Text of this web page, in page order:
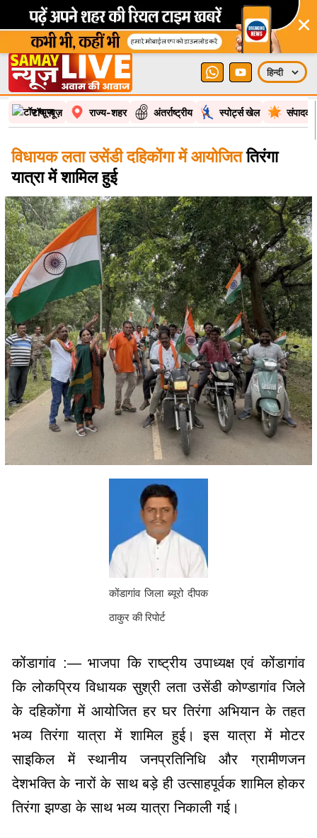
×
टॉप न्यूज़ राज्य-शहर अंतर्राष्ट्रीय स्पोर्ट्स खेल
विधायक लता उसेंडी दहिकोंगा में आयोजिततिरंगा
यात्रा में शामिल हुई
कोंडागांव जिला ब्यूरो दीपक
ठाकुर की रिपोर्ट
कोंडागांव :— भाजपा कि राष्ट्रीय उपाध्यक्ष एवं कोंडागांव
कि लोकप्रिय विधायक सुश्री लता उसेंडी कोण्डागांव जिले
के दहिकोंगा में आयोजित हर घर तिरंगा अभियान के तहत
भव्य तिरंगा यात्रा में शामिल हुई। इस यात्रा में मोटर
साइकिल में स्थानीय जनप्रतिनिधि और ग्रामीणजन
देशभक्ति के नारों के साथ बड़े ही उत्साहपूर्वक शामिल होकर
तिरंगा झण्डा के साथ भव्य यात्रा निकाली गई।